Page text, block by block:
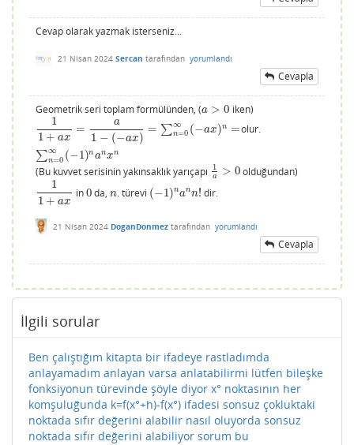
Cevap olarak yazmak isterseniz...
21 Nisan 2024 Sercan tarafından yorumlandı
Cevapla
Geometrik seri toplam formülünden, (a > 0
a>0
iken)
1
1 + ax
=
a
1 − (−ax)
= ∑∞
n=0 (−ax)n =
∑∞
n=0 (−1)n anxn
11+ax=a 1− −ax)=∑n=0∞( −ax )n =∑n=0∞(−1)n anxn
olur.
(Bu kuvvet serisinin yakınsaklık yarıçapı 1
a > 0
1a >0
olduğundan)
1
1 + ax
11+ax in0
0da, n
n. türevi (−1)nann!
(−1)nann! dir.
21 Nisan 2024 DoganDonmez tarafından yorumlandı
Cevapla
İlgili sorular
Ben çalıştığım kitapta bir ifadeye rastladımda
anlayamadım anlayan varsa anlatabilirmi lütfen bileşke
fonksiyonun türevinde şöyle diyor x° noktasının her
komşuluğunda k=f(x°+h)-f(x°) ifadesi sonsuz çokluktaki
noktada sıfır değerini alabilir nasıl oluyorda sonsuz
noktada sıfır değerini alabiliyor sorum bu